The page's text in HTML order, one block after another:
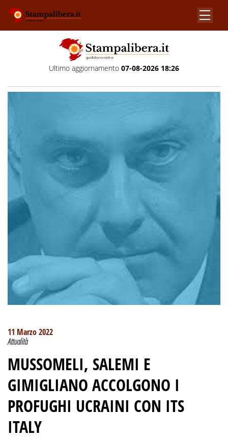
Ultimo aggiornamento 07-08-2026 18:26
11 Marzo 2022
Attualità
MUSSOMELI, SALEMI E
GIMIGLIANO ACCOLGONO I
PROFUGHI UCRAINI CON ITS
ITALY